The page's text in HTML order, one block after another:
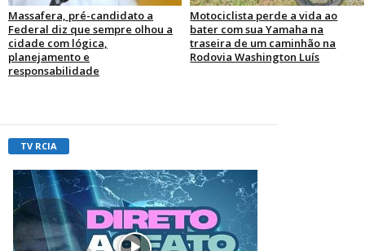
Massafera, pré-candidato a
Federal diz que sempre olhou a
cidade com lógica,
planejamento e
responsabilidade
Motociclista perde a vida ao
bater com sua Yamaha na
traseira de um caminhão na
Rodovia Washington Luís
TV RCIA